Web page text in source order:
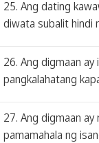
25. Ang dating
diwata subalit hindi
26. Ang digmaan
pangkalahatang
27. Ang digmaan
pamamahala ng